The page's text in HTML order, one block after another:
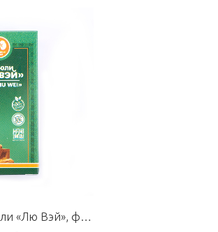
БАД к пище Пилюли «Лю Вэй», флакон 60 г